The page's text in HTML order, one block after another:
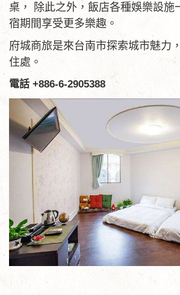
桌， 除此之外，飯店各種娛樂設施
宿期間享受更多樂趣。
府城商旅是來台南市探索城市魅力
住處。
電話 +886-6-2905388